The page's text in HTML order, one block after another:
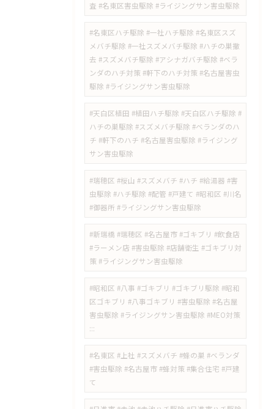
査 #名東区害虫駆除 #ライジングサン害虫駆除
#名東区ハチ駆除 #一社ハチ駆除 #名東区スズ
メバチ駆除 #一社スズメバチ駆除 #ハチの巣撤
去 #スズメバチ駆除 #アシナガバチ駆除 #ベラ
ンダのハチ対策 #軒下のハチ対策 #名古屋害虫
駆除 #ライジングサン害虫駆除
#天白区植田 #植田ハチ駆除 #天白区ハチ駆除 #
ハチの巣駆除 #スズメバチ駆除 #ベランダのハ
チ #軒下のハチ #名古屋害虫駆除 #ライジング
サン害虫駆除
#瑞穂区 #桜山 #スズメバチ #ハチ #給湯器 #害
虫駆除 #ハチ駆除 #配管 #戸建て #昭和区 #川名
#御器所 #ライジングサン害虫駆除
#新瑞橋 #瑞穂区 #名古屋市 #ゴキブリ #飲食店
#ラーメン店 #害虫駆除 #店舗衛生 #ゴキブリ対
策 #ライジングサン害虫駆除
#昭和区 #八事 #ゴキブリ #ゴキブリ駆除 #昭和
区ゴキブリ #八事ゴキブリ #害虫駆除 #名古屋
害虫駆除 #ライジングサン害虫駆除 #MEO対策
:::
#名東区 #上社 #スズメバチ #蜂の巣 #ベランダ
#害虫駆除 #名古屋市 #蜂対策 #集合住宅 #戸建
て